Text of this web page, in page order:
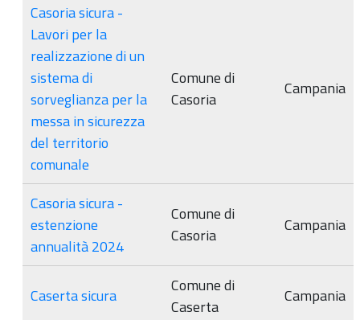
Casoria sicura -
Lavori per la
realizzazione di un
sistema di
sorveglianza per la
messa in sicurezza
del territorio
comunale
Comune di
Casoria
Campania
Casoria sicura -
estenzione
annualità 2024
Comune di
Casoria
Campania
Caserta sicura
Comune di
Caserta
Campania